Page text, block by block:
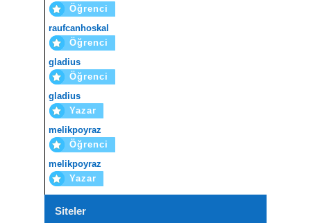
Öğrenci
raufcanhoskal
Öğrenci
gladius
Öğrenci
gladius
Yazar
melikpoyraz
Öğrenci
melikpoyraz
Yazar
Siteler